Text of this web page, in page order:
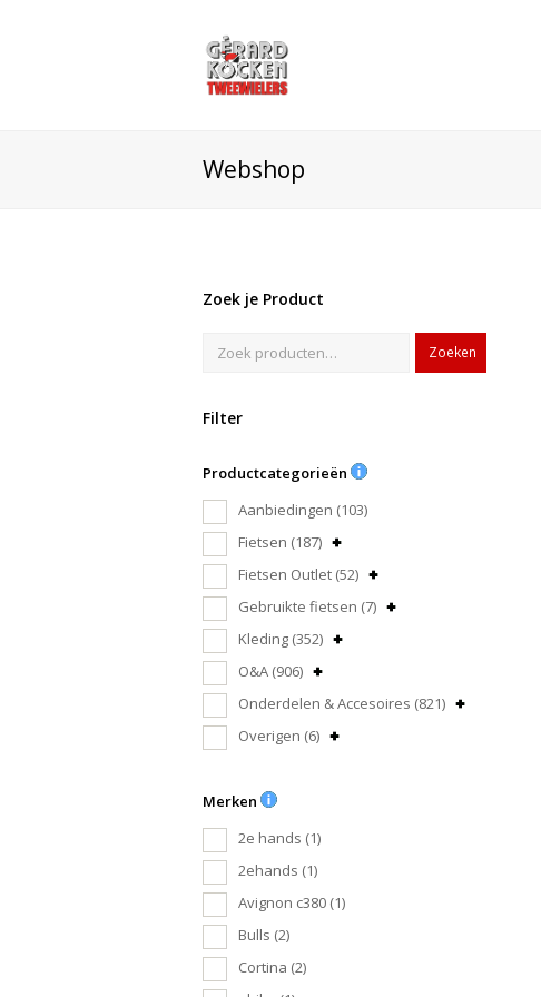
Webshop
Zoek je Product
Zoeken
Filter
Productcategorieën
Aanbiedingen (103)
Fietsen (187)
Fietsen Outlet (52)
Gebruikte fietsen (7)
Kleding (352)
O&A (906)
Onderdelen & Accesoires (821)
Overigen (6)
Merken
2e hands (1)
2ehands (1)
Avignon c380 (1)
Bulls (2)
Cortina (2)